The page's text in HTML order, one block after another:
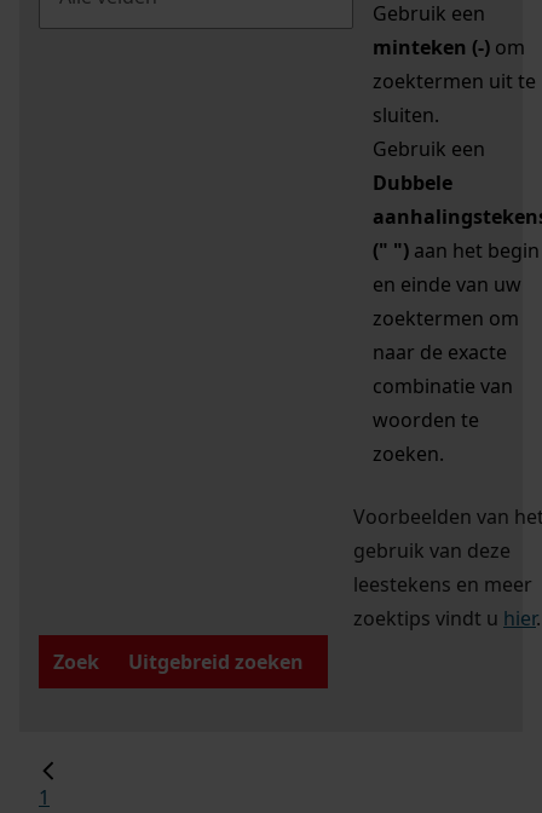
Gebruik een
minteken (-) om
zoektermen uit te
sluiten.
Gebruik een
Dubbele
(" ") aan het begin
en einde van uw
zoektermen om
naar de exacte
combinatie van
woorden te
zoeken.
Voorbeelden van
gebruik van deze
leestekens en meer
zoektips vindt u hier.
Zoek
Uitgebreid zoeken
1